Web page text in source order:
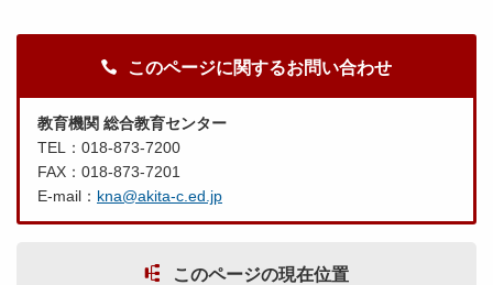
このページに関するお問い合わせ
教育機関 総合教育センター
TEL：018-873-7200
FAX：018-873-7201
E-mail： kna@akita-c.ed.jp
このページの現在位置